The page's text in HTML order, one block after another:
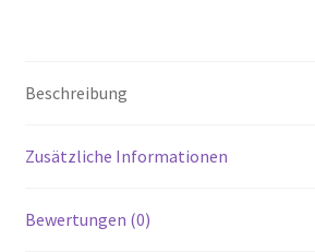
Beschreibung
Zusätzliche Informationen
Bewertungen (0)